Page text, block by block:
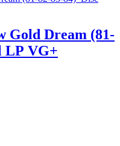
Gold Dream (81-
82-83-84) Disc vinil LP VG+